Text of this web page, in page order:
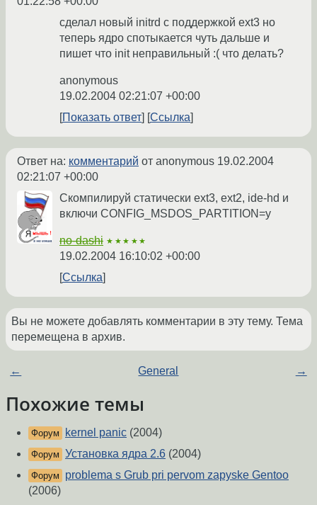
сделал новый initrd с поддержкой ext3 но
теперь ядро спотыкается чуть дальше и
пишет что init неправильный :( что делать?
anonymous
19.02.2004 02:21:07 +00:00
Показать ответ
Ссылка
Ответ на: комментарий от anonymous 19.02.2004
02:21:07 +00:00
Скомпилируй статически ext3, ext2, ide-hd и
включи CONFIG_MSDOS_PARTITION=y
no-dashi ★★★★★
19.02.2004 16:10:02 +00:00
Ссылка
Вы не можете добавлять комментарии в эту тему. Тема
перемещена в архив.
← General →
Похожие темы
Форум kernel panic (2004)
Форум Установка ядра 2.6 (2004)
Форум
problema s Grub pri pervom zapyske Gentoo
(2006)